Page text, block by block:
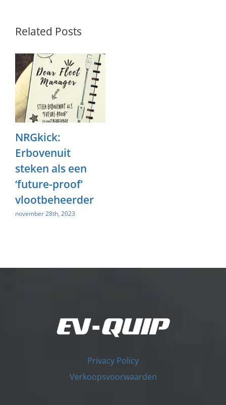
Related Posts
NRGkick:
Erbovenuit
steken als een
‘future-proof’
vlootbeheerder
november 28th, 2023
Privacy Policy
Verkoopsvoorwaarden